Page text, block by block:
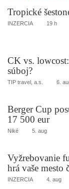
Tropické
INZERCIA 19 h
CK vs.
súboj?
TIP travel, a.s. 6.
Berger Cup
17 500 eur
Niké 5. aug
Vyžrebovanie
hrá vaše mesto
INZERCIA 4. aug